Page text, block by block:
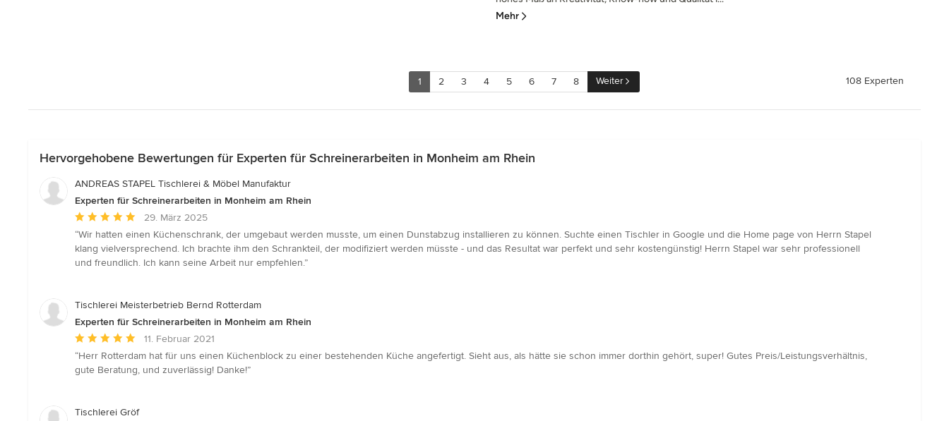
Mehr
1 2 3 4 5 6 7 8 Weiter 108 Experten
Hervorgehobene Bewertungen für Experten für Schreinerarbeiten in Monheim am Rhein
ANDREAS STAPEL Tischlerei & Möbel Manufaktur
Experten für Schreinerarbeiten in Monheim am Rhein
Durchschnittliche
Bewertung:
5
von
29. März 2025
“Wir hatten einen Küchenschrank, der umgebaut werden musste, um einen Dunstabzug installieren zu können. Suchte einen Tischler in Google und die Home page von Herrn Stapel
klang vielversprechend. Ich brachte ihm den Schrankteil, der modifiziert werden müsste - und das Resultat war perfekt und sehr kostengünstig! Herrn Stapel war sehr professionell
und freundlich. Ich kann seine Arbeit nur empfehlen.”
Tischlerei Meisterbetrieb Bernd Rotterdam
Experten für Schreinerarbeiten in Monheim am Rhein
Durchschnittliche
Bewertung:
5
Sternen
11. Februar 2021
“Herr Rotterdam hat für uns einen Küchenblock zu einer bestehenden Küche angefertigt. Sieht aus, als hätte sie schon immer dorthin gehört, super! Gutes Preis/Leistungsverhältnis,
gute Beratung, und zuverlässig! Danke!”
Tischlerei Gröf